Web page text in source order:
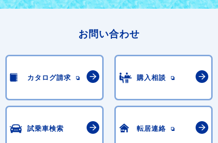
お問い合わせ
カタログ請求 購入相談
試乗車検索 転居連絡